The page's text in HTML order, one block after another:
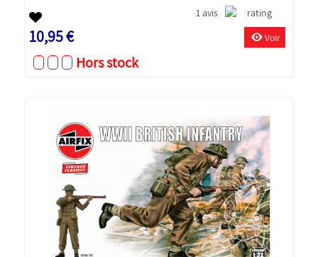
1 avis
10,95 € Voir
Hors stock